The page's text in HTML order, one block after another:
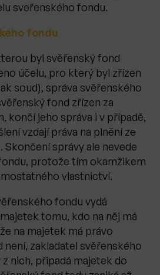
sveřenského fondu.
fondu
byl svěřenský fond
účelu, pro který byl zřízen
soud), správa svěřenského
fond zřízen za
končí jeho správa i v případě,
vzdají práva na plnění ze
správy ale nevede
protože tím okamžikem
vlastnictví.
fondu vydá
tomu, kdo na něj má
na majetek má právo
není, zakladatel svěřenského
nich, připadá majetek do